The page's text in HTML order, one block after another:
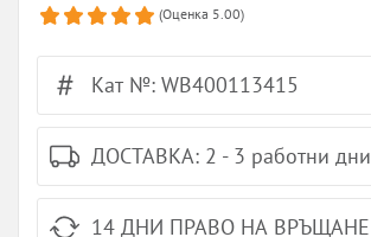
(Оценка 5.00)
Кат №: WB400113415
ДОСТАВКА: 2 - 3 работни дни
14 ДНИ ПРАВО НА ВРЪЩАНЕ